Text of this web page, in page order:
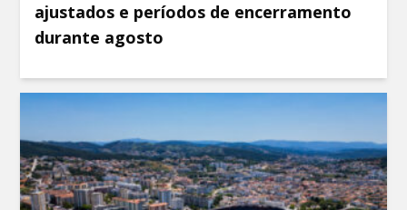
ajustados e períodos de encerramento
durante agosto